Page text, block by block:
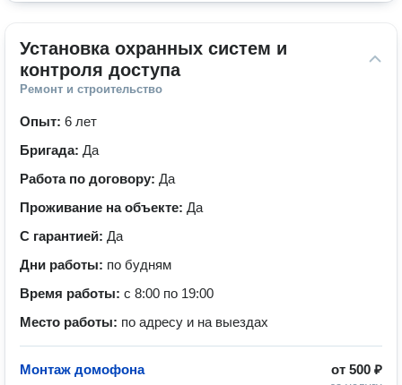
Установка охранных систем и
контроля доступа
Ремонт и строительство
Опыт: 6 лет
Бригада: Да
Работа по договору: Да
Проживание на объекте: Да
С гарантией: Да
Дни работы: по будням
Время работы: с 8:00 по 19:00
Место работы: по адресу и на выездах
от 500 ₽
Монтаж домофона